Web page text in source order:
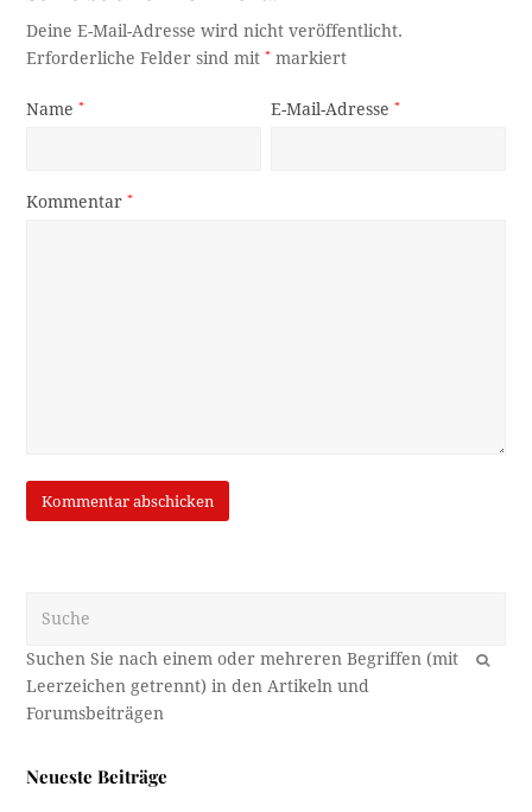
Deine E-Mail-Adresse wird nicht veröffentlicht.
Erforderliche Felder sind mit* markiert
Name* E-Mail-Adresse*
Kommentar*
OK
Neueste Beiträge